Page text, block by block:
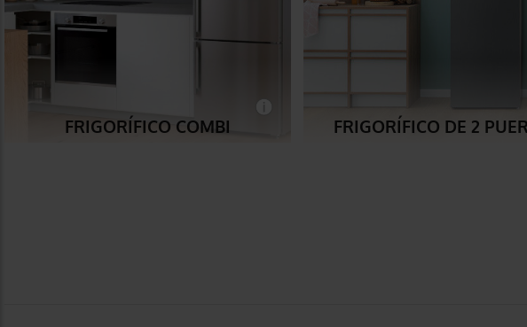
FRIGORÍFICO COMBI FRIGORÍFICO DE 2